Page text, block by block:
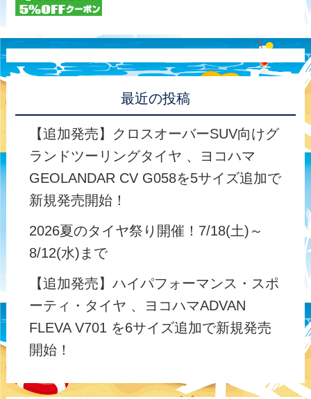
最近の投稿
【追加発売】クロスオーバーSUV向けグ
ランドツーリングタイヤ 、ヨコハマ
GEOLANDAR CV G058を5サイズ追加で
新規発売開始！
2026夏のタイヤ祭り開催！7/18(土)～
8/12(水)まで
【追加発売】ハイパフォーマンス・スポ
ーティ・タイヤ 、ヨコハマADVAN
FLEVA V701 を6サイズ追加で新規発売
開始！